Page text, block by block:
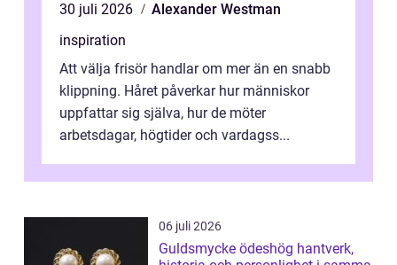
30 juli 2026
Alexander Westman
inspiration
Att välja frisör handlar om mer än en snabb
klippning. Håret påverkar hur människor
uppfattar sig själva, hur de möter
arbetsdagar, högtider och vardagss...
06 juli 2026
Guldsmycke ödeshög hantverk,